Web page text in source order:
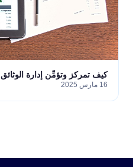
كيف تمركز وتؤمِّن إدارة
16 مارس 2025